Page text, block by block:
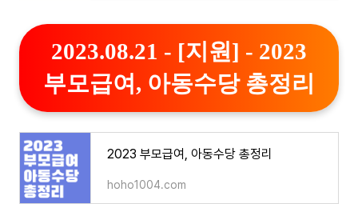
2023.08.21 - [지원] - 2023
부모급여, 아동수당 총정리
2023 부모급여, 아동수당 총정리
hoho1004.com